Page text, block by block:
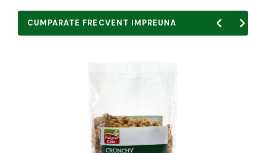
CUMPARATE FRECVENT IMPREUNA